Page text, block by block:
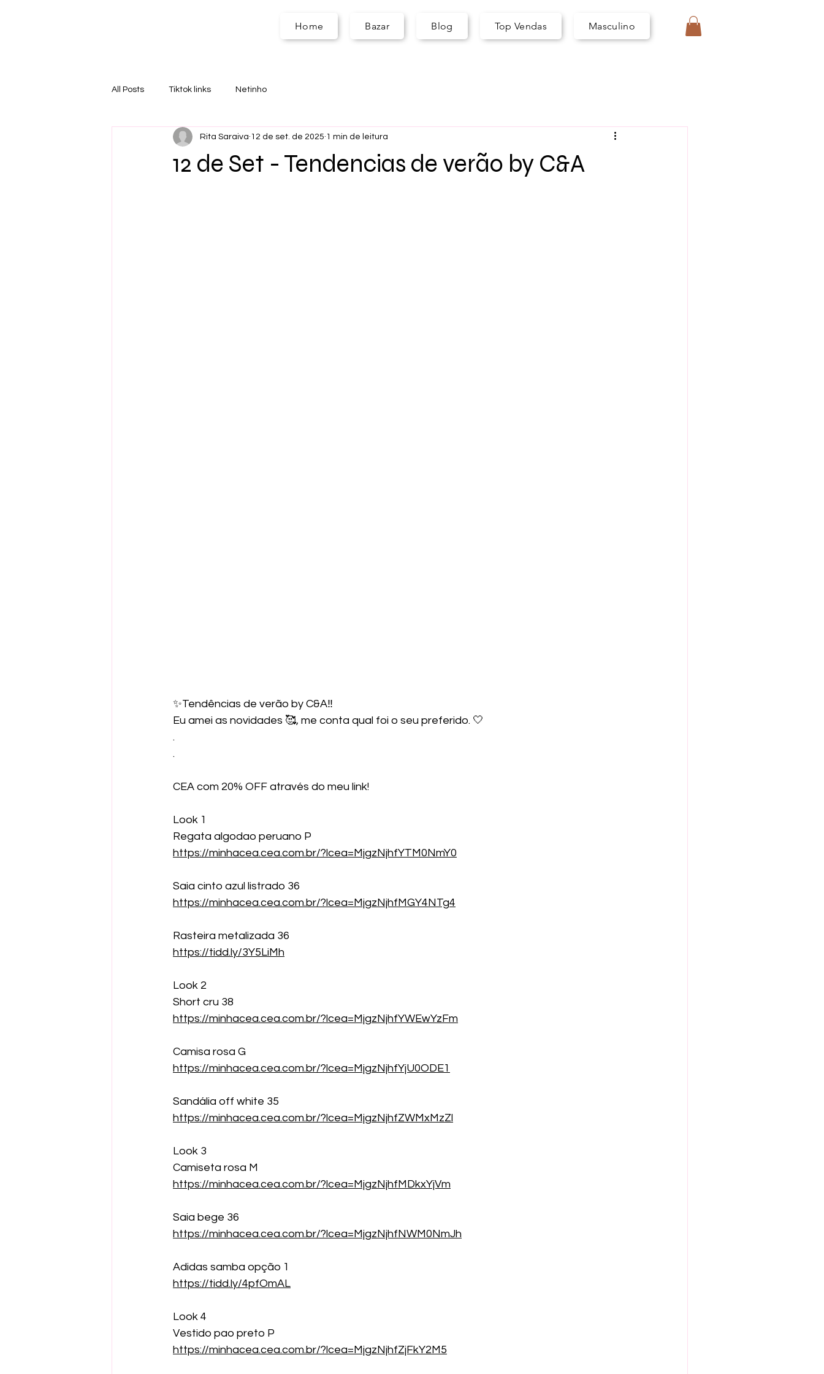
ASARAIVA
Home Bazar Blog Top Vendas Masculino
All Posts Tiktok links Netinho
12 de Set - Tendencias de verão by C&A
Rita Saraiva 12 de set. de 2025 1 min de leitura
✨Tendências de verão by C&A‼️
Eu amei as novidades 🥰, me conta qual foi o seu preferido. 🤍
.
.
CEA com 20% OFF através do meu link!
Look 1
Regata algodao peruano P
https://minhacea.cea.com.br/?lcea=MjgzNjhfYTM0NmY0
Saia cinto azul listrado 36
https://minhacea.cea.com.br/?lcea=MjgzNjhfMGY4NTg4
Rasteira metalizada 36
https://tidd.ly/3Y5LiMh
Look 2
Short cru 38
https://minhacea.cea.com.br/?lcea=MjgzNjhfYWEwYzFm
Camisa rosa G
https://minhacea.cea.com.br/?lcea=MjgzNjhfYjU0ODE1
Sandália off white 35
https://minhacea.cea.com.br/?lcea=MjgzNjhfZWMxMzZl
Look 3
Camiseta rosa M
https://minhacea.cea.com.br/?lcea=MjgzNjhfMDkxYjVm
Saia bege 36
https://minhacea.cea.com.br/?lcea=MjgzNjhfNWM0NmJh
Adidas samba opção 1
https://tidd.ly/4pfOmAL
Look 4
Vestido pao preto P
https://minhacea.cea.com.br/?lcea=MjgzNjhfZjFkY2M5